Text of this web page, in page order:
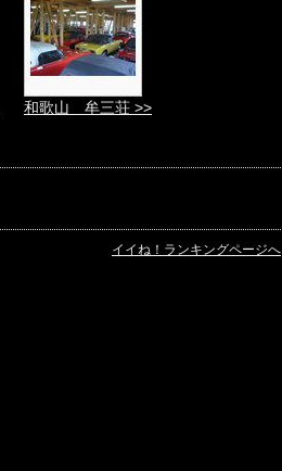
和歌山 牟三荘 >>
イイね！ランキングページへ